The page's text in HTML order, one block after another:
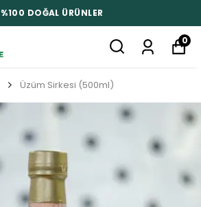
%100 DOĞAL ÜRÜNLER
0
Üzüm Sirkesi (500ml)